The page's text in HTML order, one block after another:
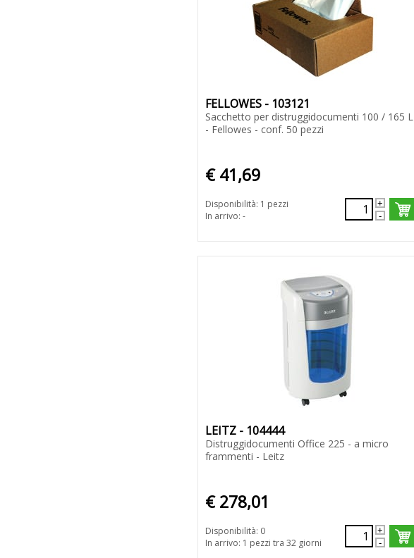
FELLOWES - 103121
Sacchetto per distruggidocumenti 100 / 165 L
- Fellowes - conf. 50 pezzi
€ 41,69
Disponibilità: 1 pezzi
In arrivo: -
LEITZ - 104444
Distruggidocumenti Office 225 - a micro
frammenti - Leitz
€ 278,01
Disponibilità: 0
In arrivo: 1 pezzi tra 32 giorni